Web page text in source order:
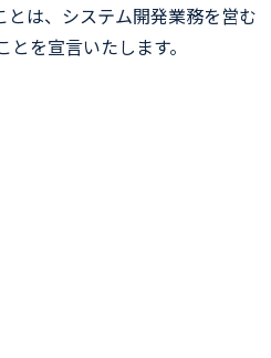
は、システム開発業務を営む
を宣言いたします。